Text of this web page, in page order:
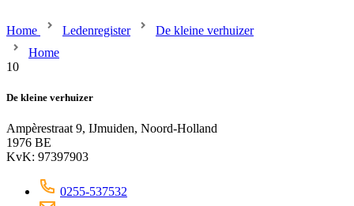
Home Ledenregister
De kleine verhuizer
Home
10
De kleine verhuizer
Ampèrestraat 9, IJmuiden, Noord-Holland
1976 BE
KvK: 97397903
0255-537532